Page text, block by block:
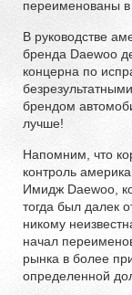
переименованы в
В руководстве
бренда Daewoo
концерна по
брендом
лучше!
Напомним, что
контроль
Имидж Daewoo,
тогда был далек
никому
начал
рынка в более
определенной